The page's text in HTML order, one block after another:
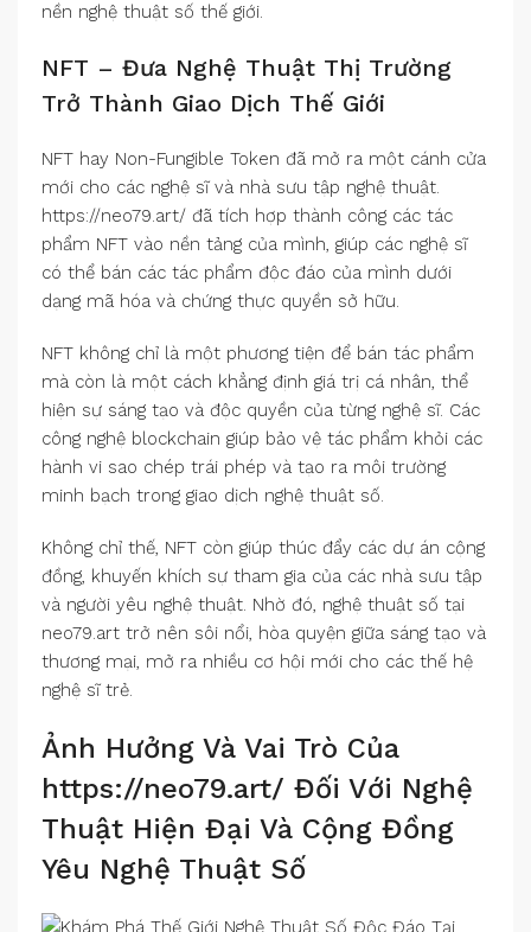
nền nghệ thuật số thế giới.
NFT – Đưa Nghệ Thuật Thị Trường
Trở Thành Giao Dịch Thế Giới
NFT hay Non-Fungible Token đã mở ra một cánh cửa
mới cho các nghệ sĩ và nhà sưu tập nghệ thuật.
https://neo79.art/ đã tích hợp thành công các tác
phẩm NFT vào nền tảng của mình, giúp các nghệ sĩ
có thể bán các tác phẩm độc đáo của mình dưới
dạng mã hóa và chứng thực quyền sở hữu.
NFT không chỉ là một phương tiện để bán tác phẩm
mà còn là một cách khẳng định giá trị cá nhân, thể
hiện sự sáng tạo và độc quyền của từng nghệ sĩ. Các
công nghệ blockchain giúp bảo vệ tác phẩm khỏi các
hành vi sao chép trái phép và tạo ra môi trường
minh bạch trong giao dịch nghệ thuật số.
Không chỉ thế, NFT còn giúp thúc đẩy các dự án cộng
đồng, khuyến khích sự tham gia của các nhà sưu tập
và người yêu nghệ thuật. Nhờ đó, nghệ thuật số tại
neo79.art trở nên sôi nổi, hòa quyện giữa sáng tạo và
thương mại, mở ra nhiều cơ hội mới cho các thế hệ
nghệ sĩ trẻ.
Ảnh Hưởng Và Vai Trò Của
https://neo79.art/ Đối Với Nghệ
Thuật Hiện Đại Và Cộng Đồng
Yêu Nghệ Thuật Số